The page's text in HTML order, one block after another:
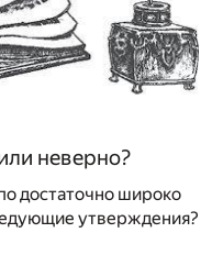
неверно?
достаточно широко
утверждения?